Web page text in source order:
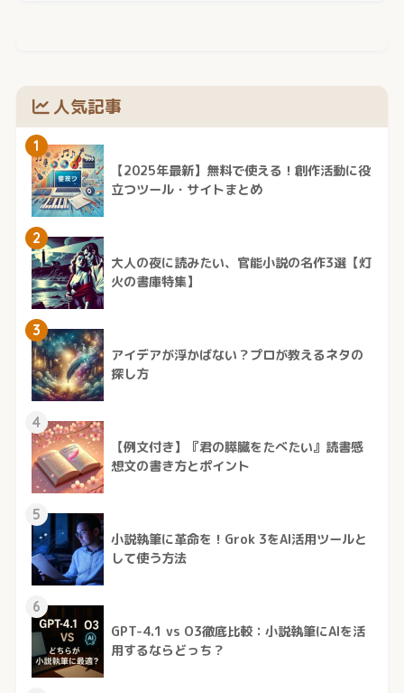
人気記事
1
【2025年最新】無料で使える！創作活動に役
立つツール・サイトまとめ
2
大人の夜に読みたい、官能小説の名作3選【灯
火の書庫特集】
3
アイデアが浮かばない？プロが教えるネタの
探し方
4
【例文付き】『君の膵臓をたべたい』読書感
想文の書き方とポイント
5
小説執筆に革命を！Grok 3をAI活用ツールと
して使う方法
6
GPT-4.1 vs O3徹底比較：小説執筆にAIを活
用するならどっち？